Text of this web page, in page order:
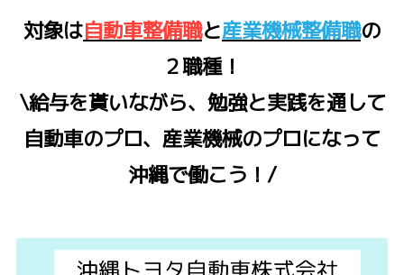
対象は自動車整備職と産業機械整備職の
２職種！
\給与を貰いながら、勉強と実践を通して
自動車のプロ、産業機械のプロになって
沖縄で働こう！/